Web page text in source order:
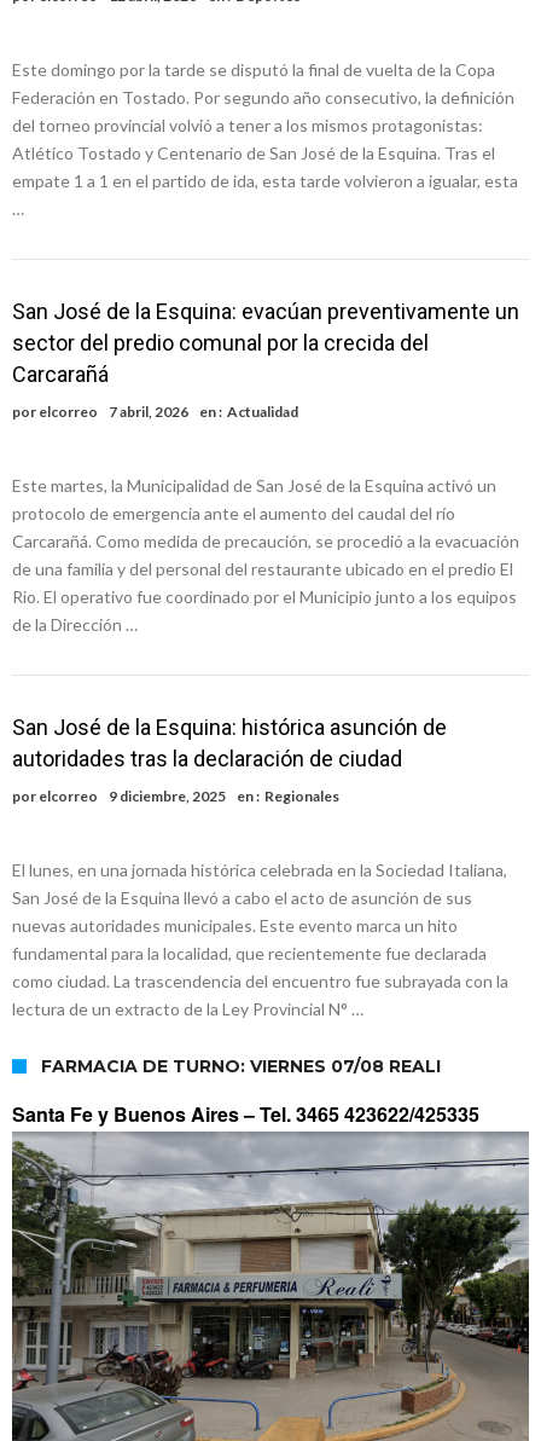
Este domingo por la tarde se disputó la final de vuelta de la Copa
Federación en Tostado. Por segundo año consecutivo, la definición
del torneo provincial volvió a tener a los mismos protagonistas:
Atlético Tostado y Centenario de San José de la Esquina. Tras el
empate 1 a 1 en el partido de ida, esta tarde volvieron a igualar, esta
…
San José de la Esquina: evacúan preventivamente un
sector del predio comunal por la crecida del
Carcarañá
por elcorreo 7 abril, 2026 en : Actualidad
Este martes, la Municipalidad de San José de la Esquina activó un
protocolo de emergencia ante el aumento del caudal del río
Carcarañá. Como medida de precaución, se procedió a la evacuación
de una familia y del personal del restaurante ubicado en el predio El
Rio. El operativo fue coordinado por el Municipio junto a los equipos
de la Dirección …
San José de la Esquina: histórica asunción de
autoridades tras la declaración de ciudad
por elcorreo 9 diciembre, 2025 en : Regionales
El lunes, en una jornada histórica celebrada en la Sociedad Italiana,
San José de la Esquina llevó a cabo el acto de asunción de sus
nuevas autoridades municipales. Este evento marca un hito
fundamental para la localidad, que recientemente fue declarada
como ciudad. La trascendencia del encuentro fue subrayada con la
lectura de un extracto de la Ley Provincial N° …
FARMACIA DE TURNO: VIERNES 07/08 REALI
Santa Fe y Buenos Aires –Tel. 3465 423622/425335